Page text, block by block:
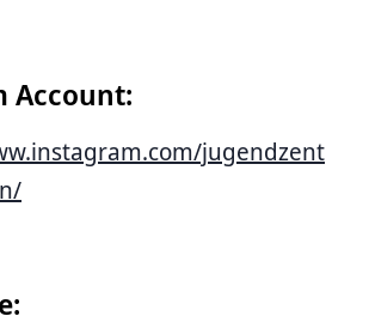
Account:
jugendzent